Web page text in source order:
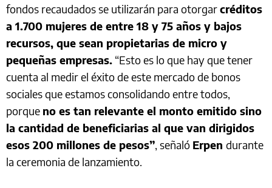
fondos recaudados se utilizarán para otorgarcréditos
a 1.700 mujeres de entre 18 y 75 años y bajos
recursos, que sean propietarias de micro y
pequeñas empresas. “Esto es lo que hay que tener
cuenta al medir el éxito de este mercado de bonos
sociales que estamos consolidando entre todos,
porque no es tan relevante el monto emitido sino
la cantidad de beneficiarias al que van dirigidos
esos 200 millones de pesos”, señaló Erpen durante
la ceremonia de lanzamiento.